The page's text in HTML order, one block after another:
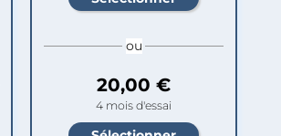
ou
20,00 €
4 mois d'essai